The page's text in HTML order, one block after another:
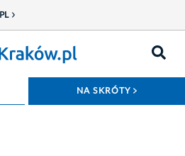
PL
NA SKRÓTY